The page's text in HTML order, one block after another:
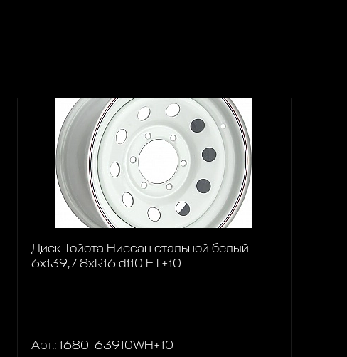
Диск Тойота Ниссан стальной белый
6x139,7 8xR16 d110 ET+10
Арт.: 1680-63910WH+10